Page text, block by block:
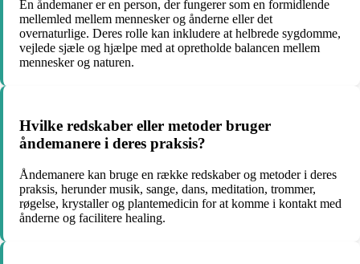
En åndemaner er en person, der fungerer som en formidlende
mellemled mellem mennesker og ånderne eller det
overnaturlige. Deres rolle kan inkludere at helbrede sygdomme,
vejlede sjæle og hjælpe med at opretholde balancen mellem
mennesker og naturen.
Hvilke redskaber eller metoder bruger
åndemanere i deres praksis?
Åndemanere kan bruge en række redskaber og metoder i deres
praksis, herunder musik, sange, dans, meditation, trommer,
røgelse, krystaller og plantemedicin for at komme i kontakt med
ånderne og facilitere healing.